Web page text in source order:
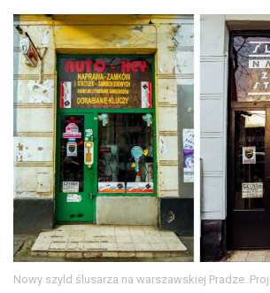
Nowy szyld ślusarza na warszawskiej Pradze.